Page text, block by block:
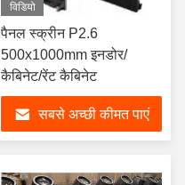
विडियो
पैनल स्क्रीन P2.6
500x1000mm इनडोर/
कैबिनेट/रेंट कैबिनेट
सबसे अच्छी कीमत पाएं